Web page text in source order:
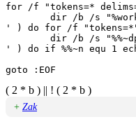
for /f "tokens=*
' ) do for /f
' ) do if %%~n equ 1
( 2 * b ) || ! ( 2 * b )
+ Zak